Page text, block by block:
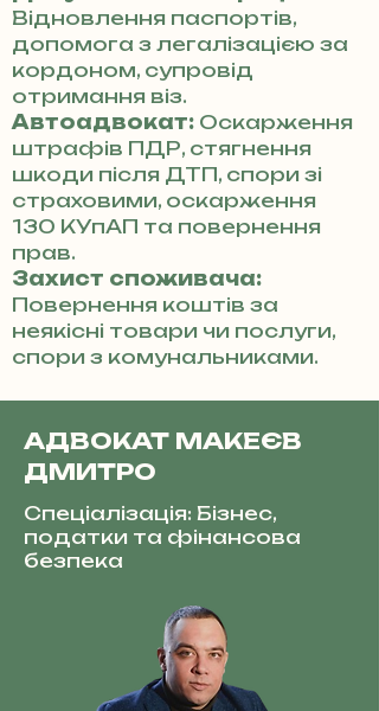
Відновлення паспортів,
допомога з легалізацією за
кордоном, супровід
отримання віз.
Автоадвокат: Оскарження
штрафів ПДР, стягнення
шкоди після ДТП, спори зі
страховими, оскарження
130 КУпАП та повернення
прав.
Захист споживача:
Повернення коштів за
неякісні товари чи послуги,
спори з комунальниками.
АДВОКАТ МАКЕЄВ
ДМИТРО
Спеціалізація: Бізнес,
податки та фінансова
безпека